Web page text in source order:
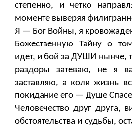
степенно, и четко
моменте выверяя
Я — Бог Войны, я
Божественную Тайну о
идет, и бой за ДУШИ нынче,
раздоры затеваю, не я
заставляю, а коли жизнь
покидание его — Душе
Человечество друг друга,
обстоятельства и судьбы,